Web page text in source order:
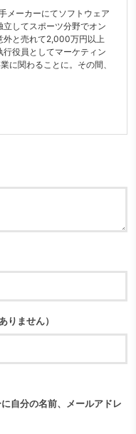
メーカーにてソフトウェア
してスポーツ分野でオン
外と売れて2,000万円以上
役員としてマーケティン
に関わることに。その間、
りません）
自分の名前、メールアドレ